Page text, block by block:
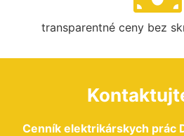
transparentné ceny bez
Cenník elektrikárskych prác